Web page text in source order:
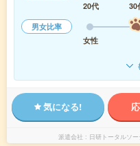
20代
30
男女比率
女性
気になる!
派遣会社 日研トータルソ